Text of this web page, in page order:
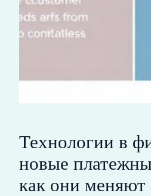
Технологии в
новые
как они меняют